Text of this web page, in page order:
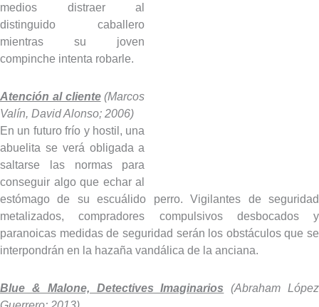
medios distraer al
distinguido caballero
mientras su joven
compinche intenta robarle.
Atención al cliente(Marcos
Valín, David Alonso; 2006)
En un futuro frío y hostil, una
abuelita se verá obligada a
saltarse las normas para
conseguir algo que echar al
estómago de su escuálido perro. Vigilantes de seguridad
metalizados, compradores compulsivos desbocados y
paranoicas medidas de seguridad serán los obstáculos que se
interpondrán en la hazaña vandálica de la anciana.
Blue & Malone, Detectives Imaginarios (Abraham López